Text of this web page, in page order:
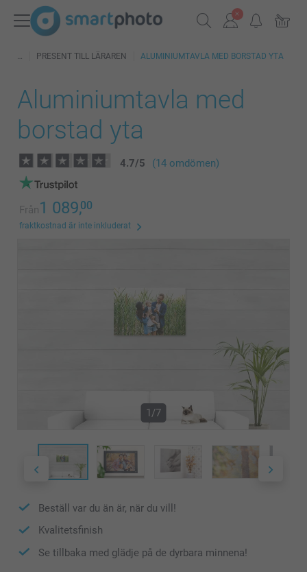
PRESENT TILL LÄRAREN ALUMINIUMTAVLA MED BORSTAD YTA
Aluminiumtavla med
borstad yta
4.7/5 (14 omdömen)
Från1 089,00
fraktkostnad är inte inkluderat
1/7
Beställ var du än är, när du vill!
Kvalitetsfinish
Se tillbaka med glädje på de dyrbara minnena!